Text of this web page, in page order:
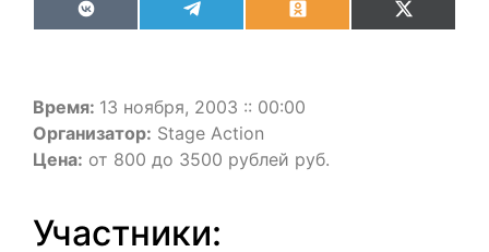
VK OdnoklassnikiX
(Twitter)
Время: 13 ноября, 2003 :: 00:00
Организатор: Stage Action
Цена: от 800 до 3500 рублей руб.
Участники: